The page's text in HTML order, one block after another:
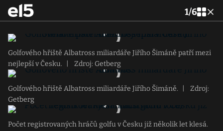
1/6
Golfového hřiště Albatross miliardáře Jiřího Šimáně patří mezi
nejlepší v Česku.
Zdroj: Getberg
Golfového hřiště Albatross miliardáře Jiřího Šimáně.
Zdroj:
Getberg
Počet registrovaných hráčů golfu v Česku již několik let klesá.